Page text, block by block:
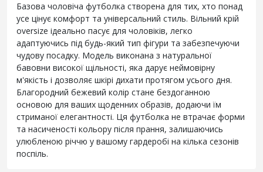
Базова чоловіча футболка створена для тих, хто понад
усе цінує комфорт та універсальний стиль. Вільний крій
oversize ідеально пасує для чоловіків, легко
адаптуючись під будь-який тип фігури та забезпечуючи
чудову посадку. Модель виконана з натуральної
бавовни високої щільності, яка дарує неймовірну
м'якість і дозволяє шкірі дихати протягом усього дня.
Благородний бежевий колір стане бездоганною
основою для ваших щоденних образів, додаючи їм
стриманої елегантності. Ця футболка не втрачає форми
та насиченості кольору після прання, залишаючись
улюбленою річчю у вашому гардеробі на кілька сезонів
поспіль.